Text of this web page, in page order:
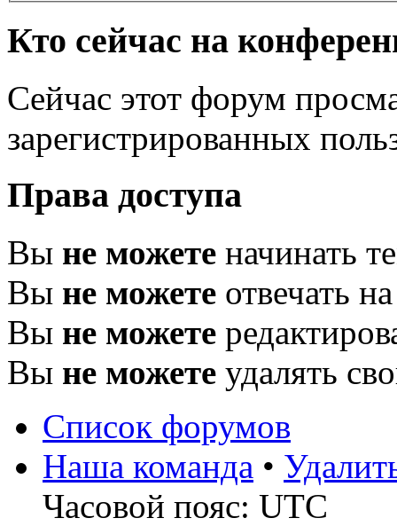
Кто сейчас на
Сейчас этот форум
зарегистрированных
Права доступа
Вы не можете начинать
Вы не можете отвечать
Вы не можете
Вы не можете удалять
Список форумов
Наша команда •
Часовой пояс: UTC